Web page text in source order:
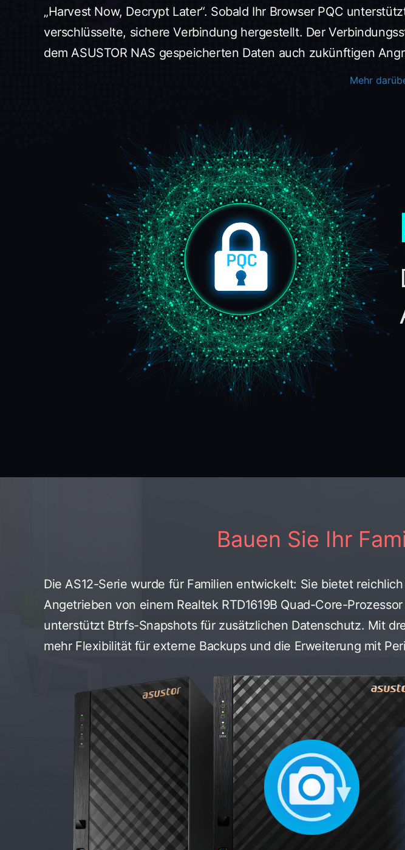
„Harvest Now, Decrypt Later“. Sobald Ihr Browser PQC
verschlüsselte, sichere Verbindung hergestellt. Der
dem ASUSTOR NAS gespeicherten Daten auch zukünftigen
Mehr
Bauen Sie Ihr
Die AS12-Serie wurde für Familien entwickelt: Sie bietet
Angetrieben von einem Realtek RTD1619B Quad-Core-
unterstützt Btrfs-Snapshots für zusätzlichen Datenschutz. Mit
mehr Flexibilität für externe Backups und die Erweiterung mit